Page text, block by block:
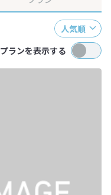
人気順
プランを表示する